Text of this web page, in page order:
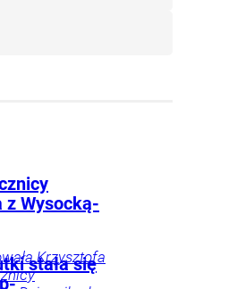
z Wysocką-
Krzysztofa
stała się